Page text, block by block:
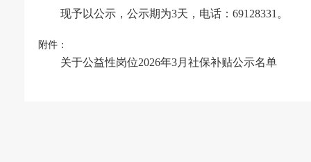
现予以公示，公示期为3天，电话：69128331。
附件：
关于公益性岗位2026年3月社保补贴公示名单